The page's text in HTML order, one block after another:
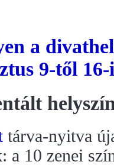
a
9-től 16-
tárva-nyitva
a 10 zenei